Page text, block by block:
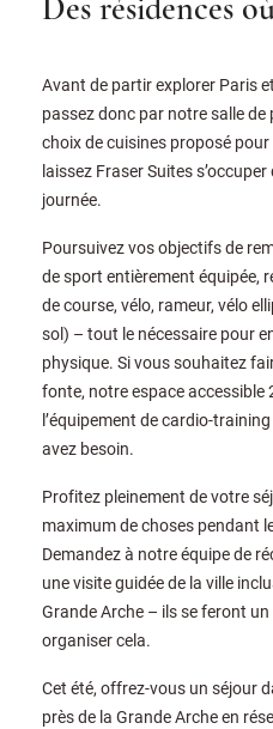
Des résidences
Avant de partir explorer Paris
passez donc par notre salle
choix de cuisines proposé
laissez Fraser Suites
journée.
Poursuivez vos objectifs de
de sport entièrement équipée,
de course, vélo, rameur, vélo
sol) – tout le nécessaire pour
physique. Si vous souhaitez
fonte, notre espace
l’équipement de cardio-
avez besoin.
Profitez pleinement de votre
maximum de choses pendant
Demandez à notre équipe de
une visite guidée de la ville
Grande Arche – ils se feront
organiser cela.
Cet été, offrez-vous un séjour
près de la Grande Arche en